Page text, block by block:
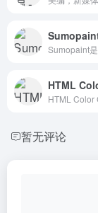
暂无评论